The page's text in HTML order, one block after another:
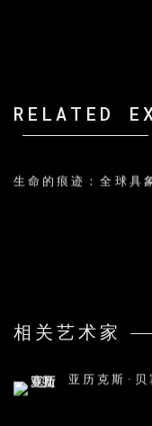
RELATED
生命的痕迹：全球具
相关艺术家
亚历克斯·贝